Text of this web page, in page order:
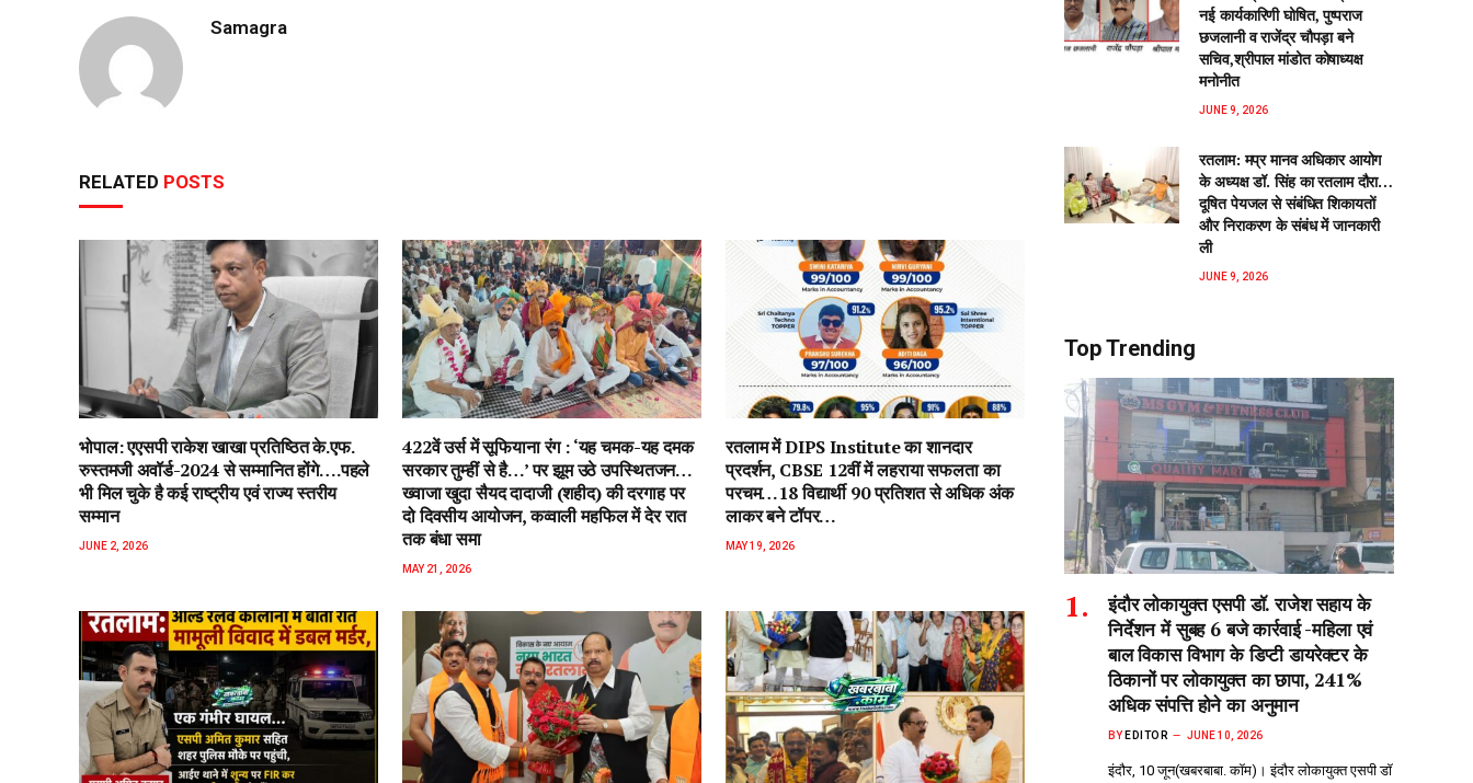
Samagra
RELATED POSTS
भोपाल: एएसपी राकेश‌ खाखा प्रतिष्ठित के.एफ.
रुस्तमजी अवॉर्ड-2024 से सम्मानित होंगे….पहले
भी मिल चुके है कई राष्ट्रीय एवं राज्य स्तरीय
सम्मान
JUNE 2, 2026
422वें उर्स में सूफियाना रंग : ‘यह चमक-यह दमक
सरकार तुम्हीं से है…’ पर झूम उठे उपस्थितजन…
ख्वाजा खुदा सैयद दादाजी (शहीद) की दरगाह पर
दो दिवसीय आयोजन, कव्वाली महफिल में देर रात
तक बंधा समा
MAY 21, 2026
रतलाम में DIPS Institute का शानदार
प्रदर्शन, CBSE 12वीं में लहराया सफलता का
परचम…18 विद्यार्थी 90 प्रतिशत से अधिक अंक
लाकर बने टॉपर…
MAY 19, 2026
नई कार्यकारिणी घोषित, पुष्पराज
छजलानी व राजेंद्र चौपड़ा बने
सचिव,श्रीपाल मांडोत कोषाध्यक्ष
मनोनीत
JUNE 9, 2026
रतलाम: मप्र मानव अधिकार आयोग
के अध्यक्ष डॉ. सिंह का रतलाम दौरा…
दूषित पेयजल से‌ संबंधित शिकायतों
और निराकरण के संबंध में जानकारी
ली
JUNE 9, 2026
Top Trending
इंदौर लोकायुक्त एसपी डॉ. राजेश सहाय के
निर्देशन में सुबह 6 बजे कार्रवाई -महिला एवं
बाल विकास विभाग के डिप्टी डायरेक्टर के
ठिकानों पर लोकायुक्त का छापा, 241%
अधिक संपत्ति होने का अनुमान
BY EDITOR JUNE 10, 2026
इंदौर, 10 जून(खबरबाबा. कॉम)। इंदौर लोकायुक्त एसपी डॉ